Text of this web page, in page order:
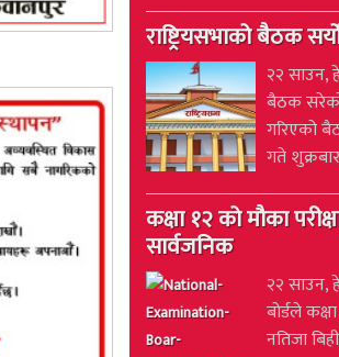
राष्ट्रियसभाको बैठक
२२ साउन,
बैठक
गरिएको
गते
कक्षा १२ को मौका
सार्वजनिक
२२ साउन,
बोर्डले
नतिजा